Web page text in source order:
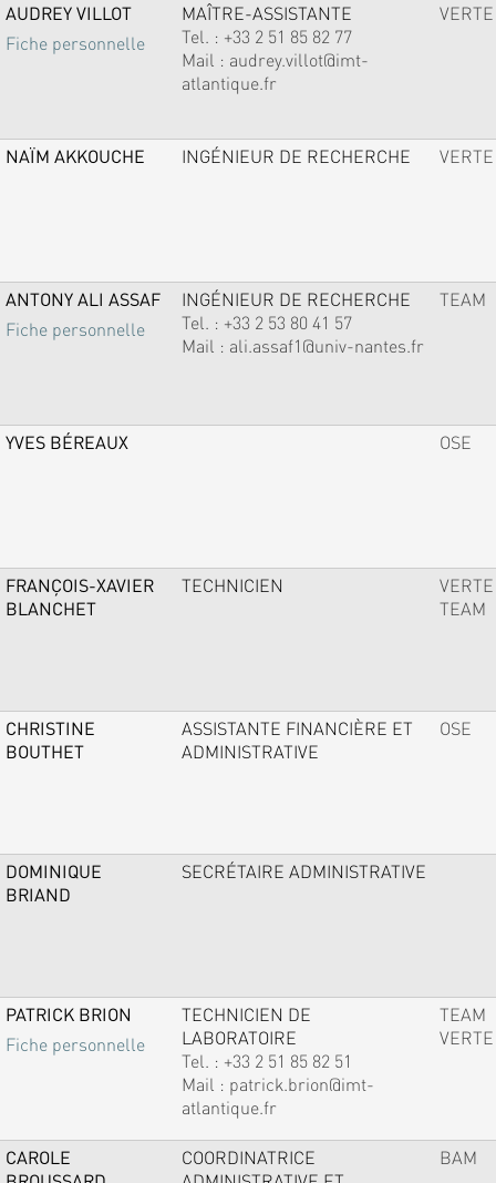
AUDREY VILLOT
Fiche personnelle
MAÎTRE-ASSISTANTE
Tel. : +33 2 51 85 82 77
Mail : audrey.villot@imt-
atlantique.fr
VERTE
NAÏM AKKOUCHE INGÉNIEUR DE RECHERCHE VERTE
ANTONY ALI ASSAF
Fiche personnelle
INGÉNIEUR DE RECHERCHE
Tel. : +33 2 53 80 41 57
Mail : ali.assaf1@univ-nantes.fr
TEAM
YVES BÉREAUX OSE
FRANÇOIS-XAVIER
BLANCHET
TECHNICIEN
VERTE
TEAM
CHRISTINE
BOUTHET
ASSISTANTE FINANCIÈRE ET
ADMINISTRATIVE
OSE
DOMINIQUE
BRIAND
SECRÉTAIRE ADMINISTRATIVE
PATRICK BRION
Fiche personnelle
TECHNICIEN DE
LABORATOIRE
Tel. : +33 2 51 85 82 51
Mail : patrick.brion@imt-
atlantique.fr
TEAM
VERTE
CAROLE
COORDINATRICE
BAM